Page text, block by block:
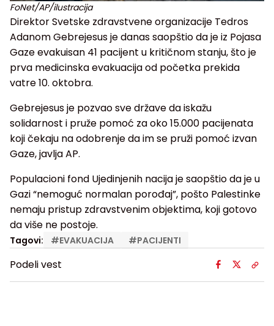
FoNet/AP/ilustracija
Direktor Svetske zdravstvene organizacije Tedros
Adanom Gebrejesus je danas saopštio da je iz Pojasa
Gaze evakuisan 41 pacijent u kritičnom stanju, što je
prva medicinska evakuacija od početka prekida
vatre 10. oktobra.
Gebrejesus je pozvao sve države da iskažu
solidarnost i pruže pomoć za oko 15.000 pacijenata
koji čekaju na odobrenje da im se pruži pomoć izvan
Gaze, javlja AP.
Populacioni fond Ujedinjenih nacija je saopštio da je u
Gazi “nemoguć normalan porođaj”, pošto Palestinke
nemaju pristup zdravstvenim objektima, koji gotovo
da više ne postoje.
Tagovi: #EVAKUACIJA #PACIJENTI
Podeli vest